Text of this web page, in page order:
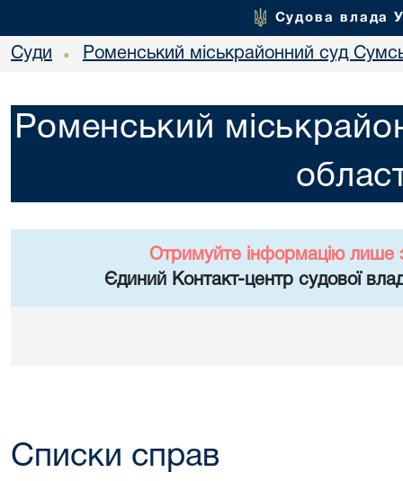
Судова влада
Суди • Роменський міськрайонний суд
Роменський
Отримуйте інформацію лише
Єдиний Контакт-центр судової
Списки справ